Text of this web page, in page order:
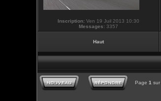
Inscription: Ven 19 Juil 2013 10:30
Messages: 3357
Haut
Page 1 sur